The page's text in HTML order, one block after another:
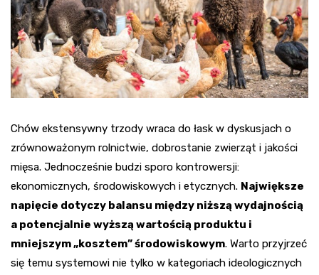
Chów ekstensywny trzody wraca do łask w dyskusjach o
zrównoważonym rolnictwie, dobrostanie zwierząt i jakości
mięsa. Jednocześnie budzi sporo kontrowersji:
ekonomicznych, środowiskowych i etycznych. Największe
napięcie dotyczy balansu między niższą wydajnością
a potencjalnie wyższą wartością produktu i
mniejszym „kosztem” środowiskowym. Warto przyjrzeć
się temu systemowi nie tylko w kategoriach ideologicznych